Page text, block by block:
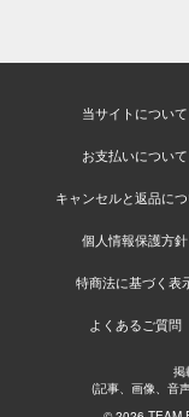
当サイトについて
お支払いについて
キャンセルと返品に
個人情報保護方針
特商法に基づく表
よくあるご質問
掲
(記事、画像、音